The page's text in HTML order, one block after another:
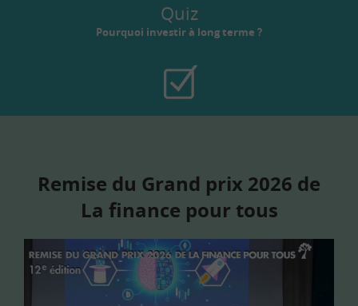
Quiz
Pourquoi investir à long terme ?
Remise du Grand prix 2026 de
La finance pour tous